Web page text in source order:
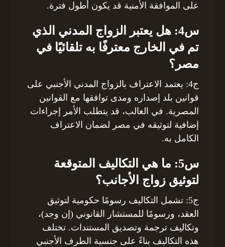
على الموافقة الأمنية قد يكون أطول فترة.
س4: هل يعتبر الزواج المدني الذي
تم في الخارج معترفًا به تلقائيًا في
مصر؟
ج4: يعتمد الاعتراف بالزواج المدني الأجنبي على
قوانين بلد إصداره ومدى توافقها مع القوانين
المصرية. في الغالب، قد يتطلب الأمر إجراءات
إضافية لتوثيقه في مصر لضمان الاعتراف
الكامل به.
س5: ما هي التكاليف المتوقعة
لتوثيق زواج الأجانب؟
ج5: تشمل التكاليف رسومًا حكومية لتوثيق
العقد، ورسومًا للمستشار القانوني (إن وجد)،
وتكاليف ترجمة وتصديق المستندات. تختلف
هذه التكاليف بناءً على جنسية الطرف الأجنبي